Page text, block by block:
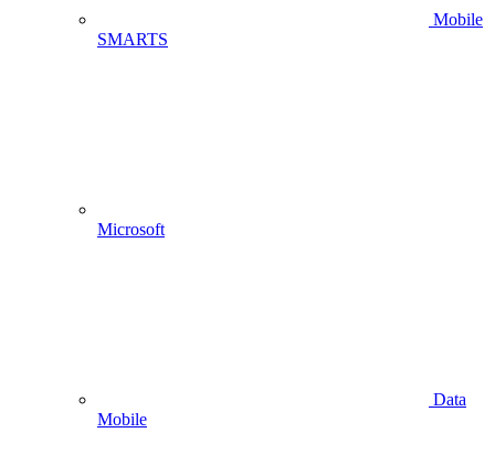
Mobile
SMARTS
Microsoft
Data
Mobile